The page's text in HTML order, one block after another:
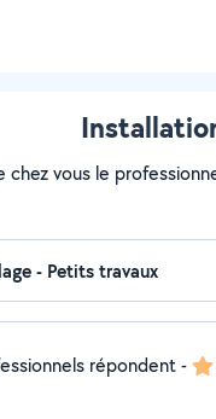
chez vous le
répondent-